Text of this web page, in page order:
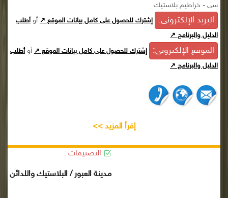
سى - خراطيم بلاستيك
البريد الإلكترونى: إشترك للحصول على كامل بيانات الموقع ↗ أوأطلب
الدليل والبرنامج ↗
الموقع الإلكترونى: إشترك للحصول على كامل بيانات الموقع ↗ أوأطلب
الدليل والبرنامج ↗
إقرأ المزيد >>
التصنيفات :
مدينة العبور / البلاستيك واللدائن